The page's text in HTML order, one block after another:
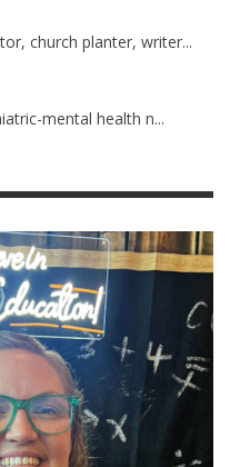
church planter, writer...
mental health n...